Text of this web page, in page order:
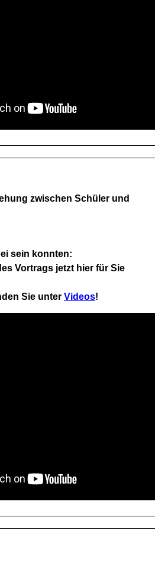
zwischen Schüler und
sein konnten:
Vortrags jetzt hier für Sie
Sie unter Videos!